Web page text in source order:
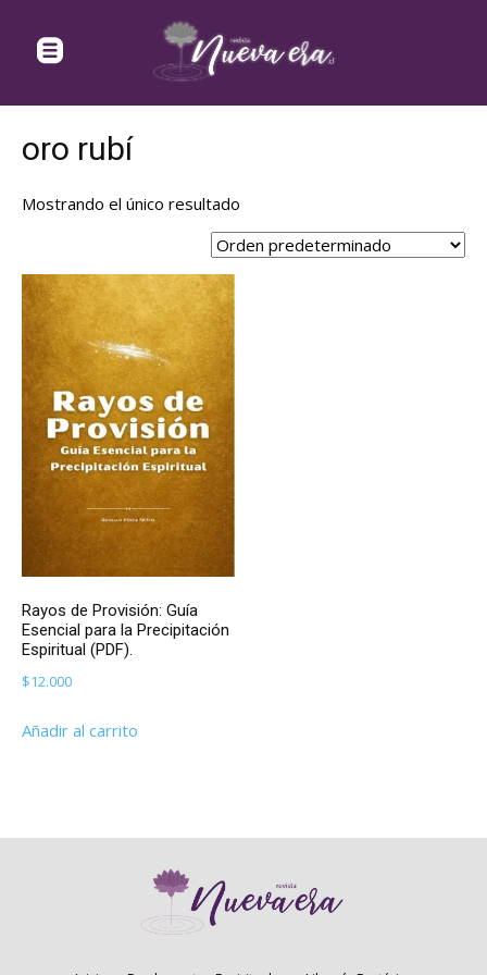
oro rubí
Mostrando el único resultado
Rayos de Provisión: Guía
Esencial para la Precipitación
Espiritual (PDF).
$12.000
Añadir al carrito